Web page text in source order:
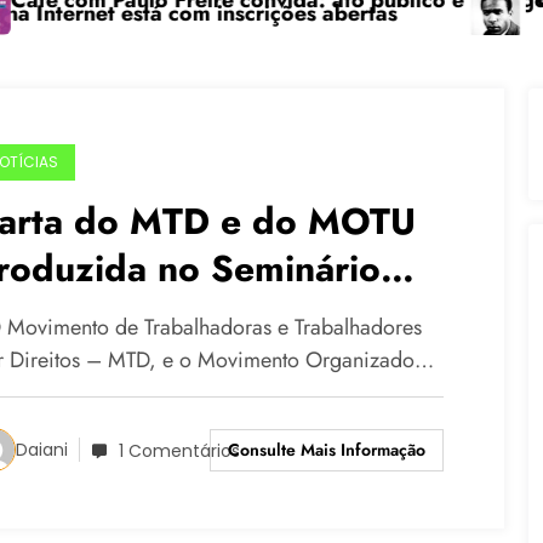
está com inscrições abertas
do MTD e do MOTU
no Seminário
do MTD em
de Trabalhadoras e Trabalhadores
Direitos – MTD, e o Movimento Organizado…
Daiani 1 ComentáriosConsulte Mais Informação